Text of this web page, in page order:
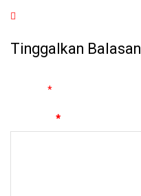
Tinggalkan Balasan
*
*